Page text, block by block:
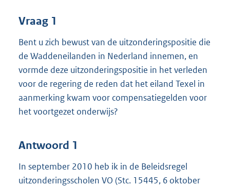
Vraag 1
Bent u zich bewust van de uitzonderingspositie die
de Waddeneilanden in Nederland innemen, en
vormde deze uitzonderingspositie in het verleden
voor de regering de reden dat het eiland Texel in
aanmerking kwam voor compensatiegelden voor
het voortgezet onderwijs?
Antwoord 1
In september 2010 heb ik in de Beleidsregel
uitzonderingsscholen VO (Stc. 15445, 6 oktober